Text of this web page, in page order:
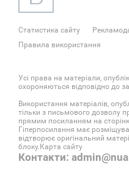
Статистика сайту
Правила використання
Усі права на матеріали,
охороняються відповідно до
Використання матеріалів,
тільки з письмового дозволу
прямим посиланням на
Гіперпосилання має
відтворює оригінальний
блоку. Карта сайту
Контакти: